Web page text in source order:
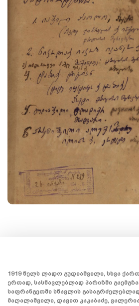
1919 წელს ლადო გუდიაშვილი, სხვა
ერთად, სასწავლებლად პარიზში
საფრანგეთში სწავლის
მაღალაშვილი, დავით კაკაბაძე,